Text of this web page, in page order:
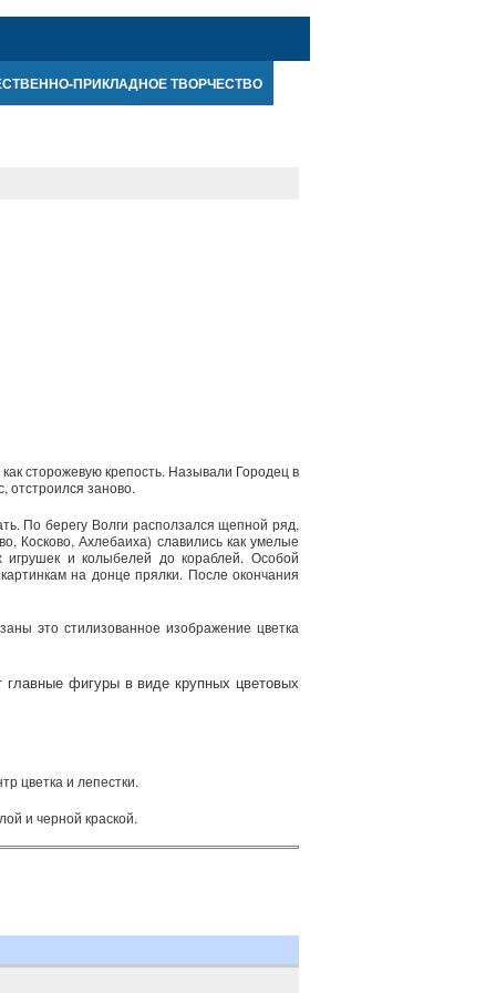
ПРИКЛАДНОЕ ТВОРЧЕСТВО
сторожевую крепость. Называли Городец в
отстроился заново.
По берегу Волги расползался щепной ряд,
Косково, Ахлебаиха) славились как умелые
и колыбелей до кораблей. Особой
на донце прялки. После окончания
это стилизованное изображение цветка
фигуры в виде крупных цветовых
цветка и лепестки.
и черной краской.